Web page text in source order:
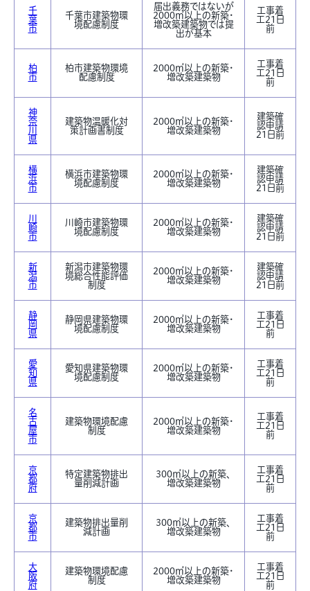
千
葉
市
千葉市建築物環
境配慮制度
届出義務ではないが
2000㎡以上の新築・
増改築建築物では提
出が基本
工事着
工21日
前
柏
市
柏市建築物環境
配慮制度
2000㎡以上の新築・
増改築建築物
工事着
工21日
前
神
奈
川
県
建築物温暖化対
策計画書制度
2000㎡以上の新築・
増改築建築物
建築確
認申請
21日前
横
浜
市
横浜市建築物環
境配慮制度
2000㎡以上の新築・
増改築建築物
建築確
認申請
21日前
川
崎
市
川崎市建築物環
境配慮制度
2000㎡以上の新築・
増改築建築物
建築確
認申請
21日前
新
潟
市
新潟市建築物環
境総合性能評価
制度
2000㎡以上の新築・
増改築建築物
建築確
認申請
21日前
静
岡
県
静岡県建築物環
境配慮制度
2000㎡以上の新築・
増改築建築物
工事着
工21日
前
愛
知
県
愛知県建築物環
境配慮制度
2000㎡以上の新築・
増改築建築物
工事着
工21日
前
名
古
屋
市
建築物環境配慮
制度
2000㎡以上の新築・
増改築建築物
工事着
工21日
前
京
都
府
特定建築物排出
量削減計画
300㎡以上の新築、
増改築建築物
工事着
工21日
前
京
都
市
建築物排出量削
減計画
300㎡以上の新築、
増改築建築物
工事着
工21日
前
大
阪
府
建築物環境配慮
制度
2000㎡以上の新築・
増改築建築物
工事着
工21日
前